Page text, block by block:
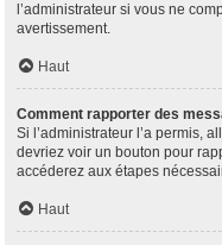
l’administrateur si vous ne
avertissement.
Haut
Comment rapporter des
Si l’administrateur l’a permis,
devriez voir un bouton pour
accéderez aux étapes
Haut